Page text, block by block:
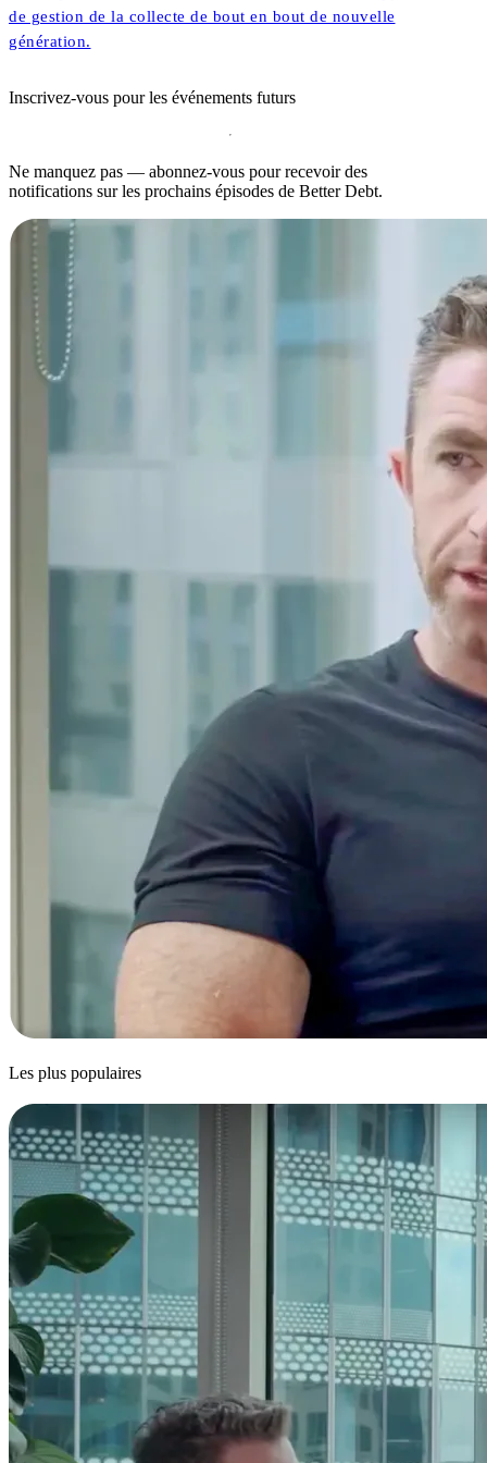
de gestion de la collecte de bout en bout de nouvelle
génération.
Inscrivez-vous pour les événements futurs
Ne manquez pas — abonnez-vous pour recevoir des
notifications sur les prochains épisodes de Better Debt.
Les plus populaires